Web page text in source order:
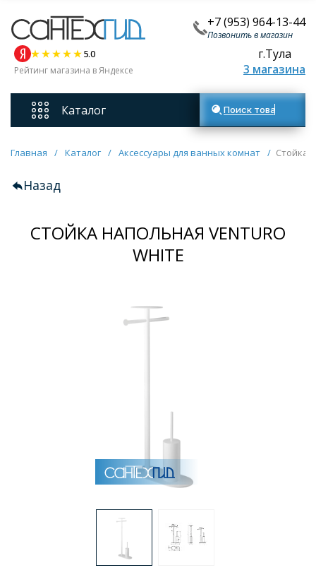
+7 (953) 964-13-44
Позвонить в магазин
5.0
Рейтинг магазина в Яндексе
г.Тула
3 магазина
Каталог
Смесители
Унитазы
Мебель для ванных комнат
Кухонные мойки
Полотенцесушители
Аксессуары для ванных комнат
Душевые поддоны
Поиск товаров
Главная / Каталог / Аксессуары для ванных комнат / Стойка
Назад
СТОЙКА НАПОЛЬНАЯ VENTURO
WHITE